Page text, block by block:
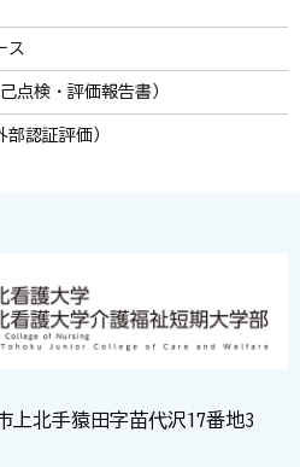
ス
点検・評価報告書）
認証評価）
北手猿田字苗代沢17番地3